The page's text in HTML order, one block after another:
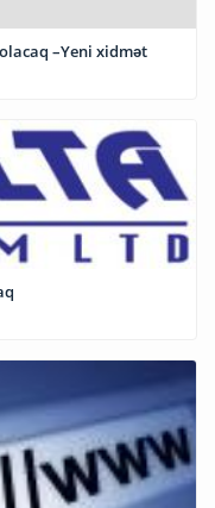
–Yeni xidmət